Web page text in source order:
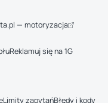
— motoryzacja
Reklamuj się na 1G
Limity zapytańBłędy i kody